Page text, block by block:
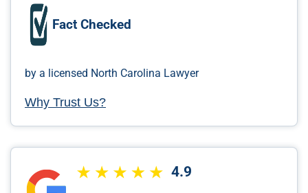
Fact Checked
by a licensed North Carolina Lawyer
Why Trust Us?
4.9